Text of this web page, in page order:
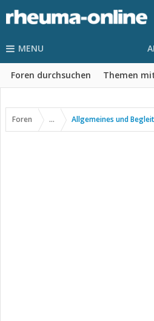
MENU
Foren durchsuchen Themen
Foren ... Allgemeines und